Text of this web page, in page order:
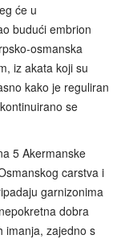
će u
budući embrion
osmanska
iz akata koji su
kako je reguliran
se
5 Akermanske
carstva i
garnizonima
dobra
imanja, zajedno s